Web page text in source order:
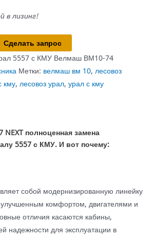
в лизинг!
Сделать запрос
5557 с КМУ Велмаш ВМ10-74
Метки: велмаш вм 10, лесовоз
кму, лесовоз урал, урал с кму
NEXT полноценная замена
5557 с КМУ. И вот почему:
собой модернизированную линейку
комфортом, двигателями и
отличия касаются кабины,
надежности для эксплуатации в